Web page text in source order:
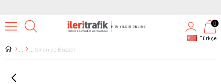
Türkçe
0
Siren ve Buzzer